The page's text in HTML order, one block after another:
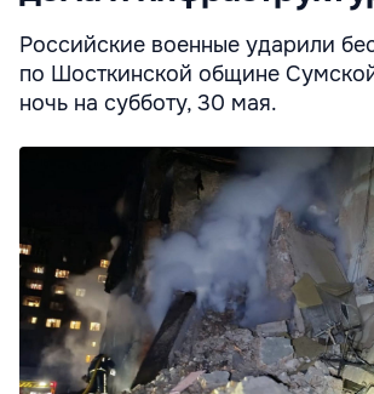
Российские военные ударили
по Шосткинской общине
ночь на субботу, 30 мая.